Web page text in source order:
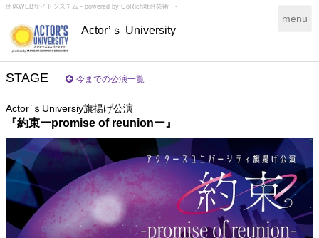
団体WEBサイトシステム - powered by CoRich舞台芸術！-
Actor’ｓ University
T
g
i
g
a
t
n
menu
STAGE 今までの公演一覧
Actor’ｓUniversiy旗揚げ公演
『約束ーpromise of reunionー』